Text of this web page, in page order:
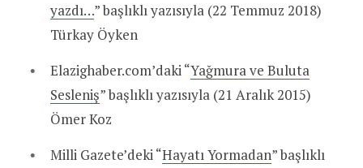
yazdı…” başlıklı yazısıyla (22 Temmuz 2018)
Türkay Öyken
Elazighaber.com’daki “Yağmura ve Buluta
Sesleniş” başlıklı yazısıyla (21 Aralık 2015)
Ömer Koz
Milli Gazete’deki “Hayatı Yormadan” başlıklı